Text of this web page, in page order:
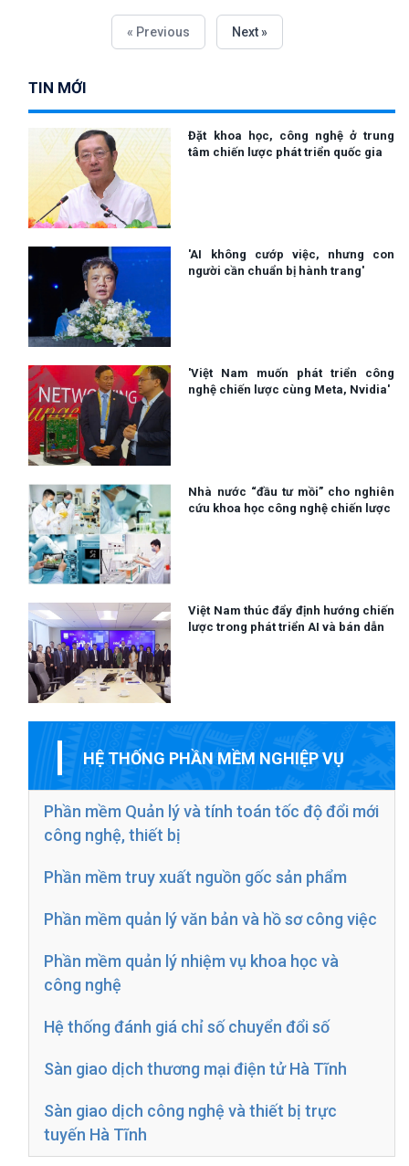
dụng hệ thống quản lý chất lượng (HTQLCL) theo TCVN ISO
9001:2015 trong cơ quan thuộc hệ thống hành chính nhà nước
« Previous Next »
TIN MỚI
Đặt khoa học, công nghệ ở trung
tâm chiến lược phát triển quốc gia
'AI không cướp việc, nhưng con
người cần chuẩn bị hành trang'
'Việt Nam muốn phát triển công
nghệ chiến lược cùng Meta, Nvidia'
Nhà nước “đầu tư mồi” cho nghiên
cứu khoa học công nghệ chiến lược
Việt Nam thúc đẩy định hướng chiến
lược trong phát triển AI và bán dẫn
HỆ THỐNG PHẦN MỀM NGHIỆP VỤ
Phần mềm Quản lý và tính toán tốc độ đổi mới
công nghệ, thiết bị
Phần mềm truy xuất nguồn gốc sản phẩm
Phần mềm quản lý văn bản và hồ sơ công việc
Phần mềm quản lý nhiệm vụ khoa học và
công nghệ
Hệ thống đánh giá chỉ số chuyển đổi số
Sàn giao dịch thương mại điện tử Hà Tĩnh
Sàn giao dịch công nghệ và thiết bị trực
tuyến Hà Tĩnh